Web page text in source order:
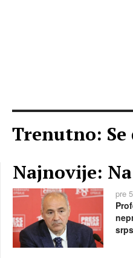
Trenutno:
Najnovije:
pre